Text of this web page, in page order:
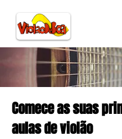
Comece as suas
aulas de violão